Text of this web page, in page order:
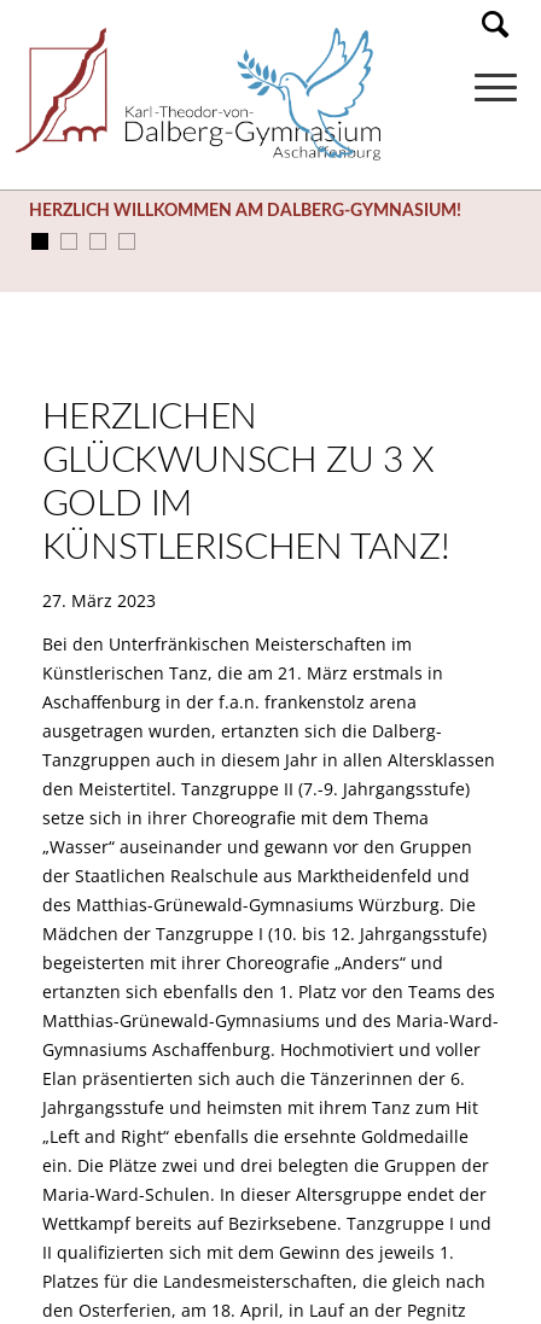
HERZLICH WILLKOMMEN AM DALBERG-GYMNASIUM!
HERZLICHEN
GLÜCKWUNSCH ZU 3 X
GOLD IM
KÜNSTLERISCHEN TANZ!
27. März 2023
Bei den Unterfränkischen Meisterschaften im
Künstlerischen Tanz, die am 21. März erstmals in
Aschaffenburg in der f.a.n. frankenstolz arena
ausgetragen wurden, ertanzten sich die Dalberg-
Tanzgruppen auch in diesem Jahr in allen Altersklassen
den Meistertitel. Tanzgruppe II (7.-9. Jahrgangsstufe)
setze sich in ihrer Choreografie mit dem Thema
„Wasser“ auseinander und gewann vor den Gruppen
der Staatlichen Realschule aus Marktheidenfeld und
des Matthias-Grünewald-Gymnasiums Würzburg. Die
Mädchen der Tanzgruppe I (10. bis 12. Jahrgangsstufe)
begeisterten mit ihrer Choreografie „Anders“ und
ertanzten sich ebenfalls den 1. Platz vor den Teams des
Matthias-Grünewald-Gymnasiums und des Maria-Ward-
Gymnasiums Aschaffenburg. Hochmotiviert und voller
Elan präsentierten sich auch die Tänzerinnen der 6.
Jahrgangsstufe und heimsten mit ihrem Tanz zum Hit
„Left and Right“ ebenfalls die ersehnte Goldmedaille
ein. Die Plätze zwei und drei belegten die Gruppen der
Maria-Ward-Schulen. In dieser Altersgruppe endet der
Wettkampf bereits auf Bezirksebene. Tanzgruppe I und
II qualifizierten sich mit dem Gewinn des jeweils 1.
Platzes für die Landesmeisterschaften, die gleich nach
den Osterferien, am 18. April, in Lauf an der Pegnitz